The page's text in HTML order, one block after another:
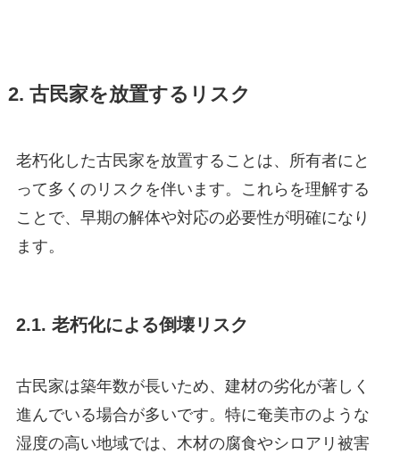
2. 古民家を放置するリスク
老朽化した古民家を放置することは、所有者にと
って多くのリスクを伴います。これらを理解する
ことで、早期の解体や対応の必要性が明確になり
ます。
2.1. 老朽化による倒壊リスク
古民家は築年数が長いため、建材の劣化が著しく
進んでいる場合が多いです。特に奄美市のような
湿度の高い地域では、木材の腐食やシロアリ被害